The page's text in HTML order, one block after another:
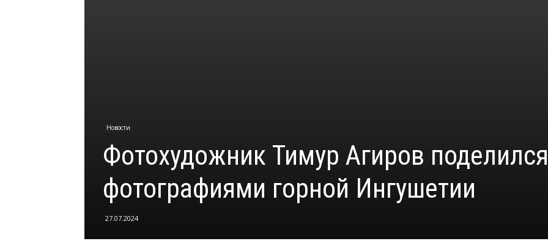
Новости
Фотохудожник Тимур Агиров поделился
фотографиями горной Ингушетии
27.07.2024